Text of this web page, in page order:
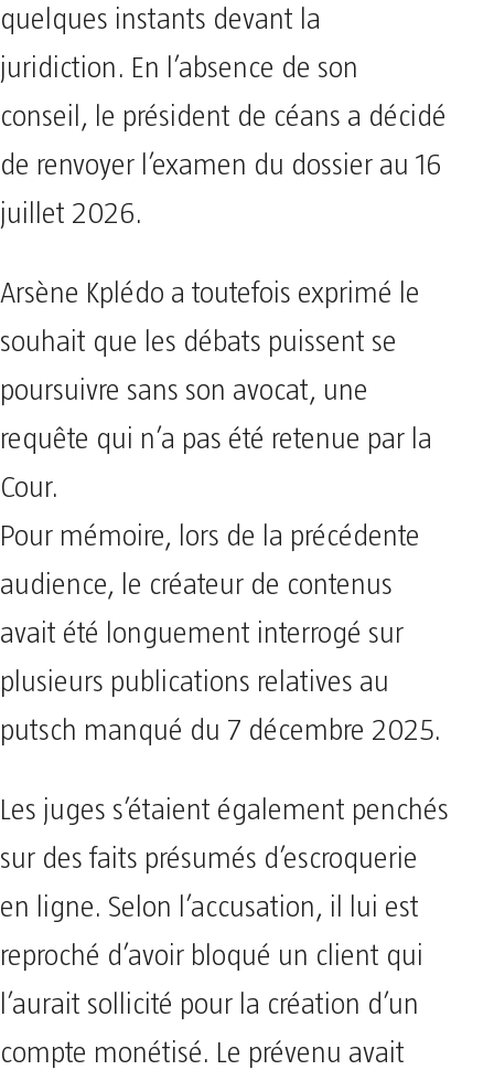
quelques instants devant la
juridiction. En l’absence de son
conseil, le président de céans a décidé
de renvoyer l’examen du dossier au 16
juillet 2026.
Arsène Kplédo a toutefois exprimé le
souhait que les débats puissent se
poursuivre sans son avocat, une
requête qui n’a pas été retenue par la
Cour.
Pour mémoire, lors de la précédente
audience, le créateur de contenus
avait été longuement interrogé sur
plusieurs publications relatives au
putsch manqué du 7 décembre 2025.
Les juges s’étaient également penchés
sur des faits présumés d’escroquerie
en ligne. Selon l’accusation, il lui est
reproché d’avoir bloqué un client qui
l’aurait sollicité pour la création d’un
compte monétisé. Le prévenu avait